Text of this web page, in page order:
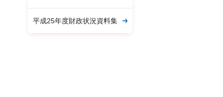
平成25年度財政状況資料集